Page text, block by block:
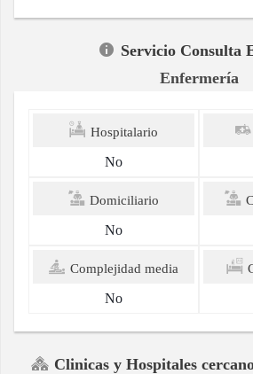
Servicio Consulta
Enfermería
Hospitalario
No
Domiciliario
No
Complejidad media
No
Clinicas y Hospitales